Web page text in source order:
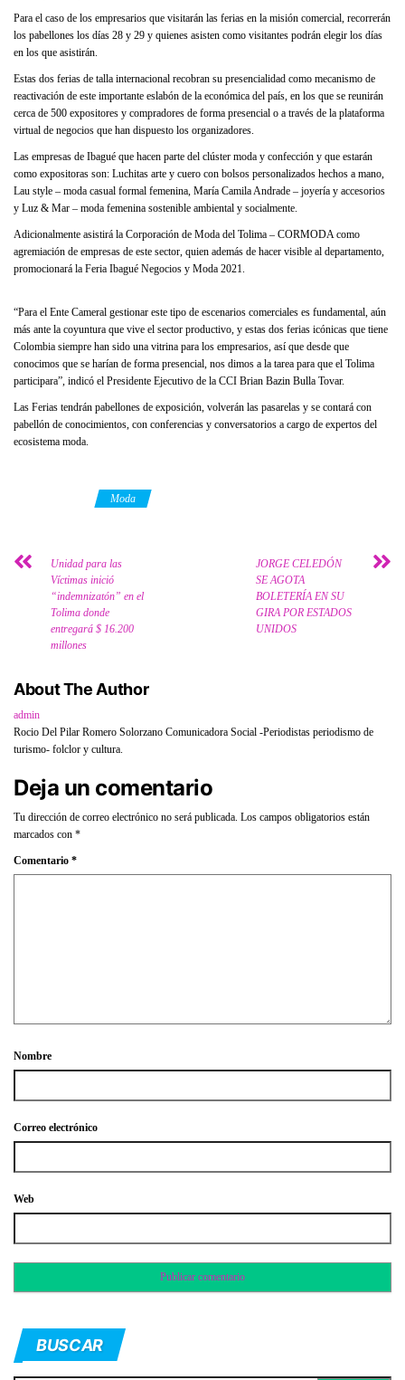
Para el caso de los empresarios que visitarán las ferias en la misión comercial, recorrerán
los pabellones los días 28 y 29 y quienes asisten como visitantes podrán elegir los días
en los que asistirán.
Estas dos ferias de talla internacional recobran su presencialidad como mecanismo de
reactivación de este importante eslabón de la económica del país, en los que se reunirán
cerca de 500 expositores y compradores de forma presencial o a través de la plataforma
virtual de negocios que han dispuesto los organizadores.
Las empresas de Ibagué que hacen parte del clúster moda y confección y que estarán
como expositoras son: Luchitas arte y cuero con bolsos personalizados hechos a mano,
Lau style – moda casual formal femenina, María Camila Andrade – joyería y accesorios
y Luz & Mar – moda femenina sostenible ambiental y socialmente.
Adicionalmente asistirá la Corporación de Moda del Tolima – CORMODA como
agremiación de empresas de este sector, quien además de hacer visible al departamento,
promocionará la Feria Ibagué Negocios y Moda 2021.
“Para el Ente Cameral gestionar este tipo de escenarios comerciales es fundamental, aún
más ante la coyuntura que vive el sector productivo, y estas dos ferias icónicas que tiene
Colombia siempre han sido una vitrina para los empresarios, así que desde que
conocimos que se harían de forma presencial, nos dimos a la tarea para que el Tolima
participara”, indicó el Presidente Ejecutivo de la CCI Brian Bazin Bulla Tovar.
Las Ferias tendrán pabellones de exposición, volverán las pasarelas y se contará con
pabellón de conocimientos, con conferencias y conversatorios a cargo de expertos del
ecosistema moda.
Moda
Unidad para las
Víctimas inició
“indemnizatón” en el
Tolima donde
entregará $ 16.200
millones
JORGE CELEDÓN
SE AGOTA
BOLETERÍA EN SU
GIRA POR ESTADOS
UNIDOS
About The Author
admin
Rocio Del Pilar Romero Solorzano Comunicadora Social -Periodistas periodismo de
turismo- folclor y cultura.
Deja un comentario
Tu dirección de correo electrónico no será publicada. Los campos obligatorios están
marcados con *
Comentario *
Nombre
Correo electrónico
Web
BUSCAR